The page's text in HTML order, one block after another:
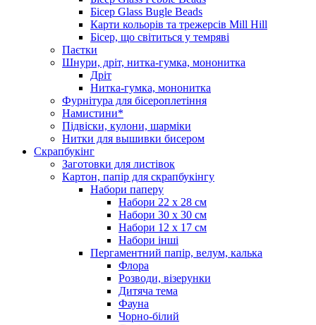
Бісер Glass Bugle Beads
Карти кольорів та трежерсів Mill Hill
Бісер, що світиться у темряві
Паєтки
Шнури, дріт, нитка-гумка, мононитка
Дріт
Нитка-гумка, мононитка
Фурнітура для бісероплетіння
Намистини*
Підвіски, кулони, шарміки
Нитки для вышивки бисером
Скрапбукінг
Заготовки для листівок
Картон, папір для скрапбукінгу
Набори паперу
Набори 22 х 28 см
Набори 30 х 30 см
Набори 12 х 17 см
Набори інші
Пергаментний папір, велум, калька
Флора
Розводи, візерунки
Дитяча тема
Фауна
Чорно-білий